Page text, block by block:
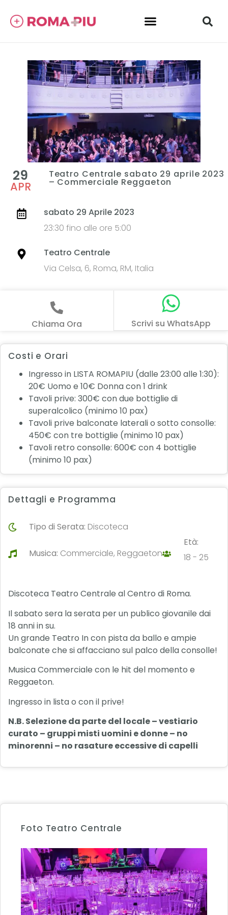
29
APR
Teatro Centrale sabato 29 aprile 2023
– Commerciale Reggaeton
sabato 29 Aprile 2023
23:30 fino alle ore 5:00
Teatro Centrale
Via Celsa, 6, Roma, RM, Italia
Chiama Ora Scrivi su WhatsApp
Costi e Orari
Ingresso in LISTA ROMAPIU (dalle 23:00 alle 1:30):
20€ Uomo e 10€ Donna con 1 drink
Tavoli prive: 300€ con due bottiglie di
superalcolico (minimo 10 pax)
Tavoli prive balconate laterali o sotto consolle:
450€ con tre bottiglie (minimo 10 pax)
Tavoli retro consolle: 600€ con 4 bottiglie
(minimo 10 pax)
Dettagli e Programma
Tipo di Serata: Discoteca
Musica: Commerciale, Reggaeton
Età:
18 - 25
Discoteca Teatro Centrale al Centro di Roma.
Il sabato sera la serata per un publico giovanile dai
18 anni in su.
Un grande Teatro In con pista da ballo e ampie
balconate che si affacciano sul palco della consolle!
Musica Commerciale con le hit del momento e
Reggaeton.
Ingresso in lista o con il prive!
N.B. Selezione da parte del locale – vestiario
curato – gruppi misti uomini e donne – no
minorenni – no rasature eccessive di capelli
Foto Teatro Centrale